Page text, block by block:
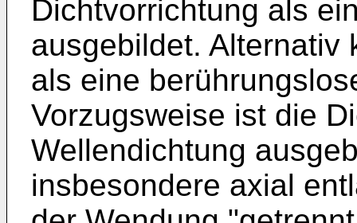
Dichtvorrichtung als
ausgebildet. Alternativ
als eine
Vorzugsweise ist die
Wellendichtung
insbesondere axial